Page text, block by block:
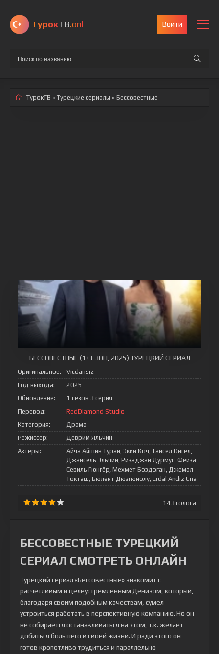
ТурокТВ.onl Войти
ТурокТВ » Турецкие сериалы » Бессовестные
БЕССОВЕСТНЫЕ (1 СЕЗОН, 2025) ТУРЕЦКИЙ СЕРИАЛ
Оригинальное:
Vicdansiz
Год выхода:
2025
Обновление:
1 сезон 3 серия
Перевод:
RedDiamond Studio
Категория:
Драма
Режиссер:
Деврим Яльчин
Актёры:
Айча Айшин Туран, Экин Коч, Тансел Онгел,
Джансель Эльчин, Ризаджан Дурмус, Фейза
Севиль Гюнгёр, Мехмет Боздоган, Джемал
Токташ, Бюлент Дюзгюнолу, Erdal Andiz Ünal
143 голоса
БЕССОВЕСТНЫЕ ТУРЕЦКИЙ
СЕРИАЛ СМОТРЕТЬ ОНЛАЙН
Турецкий сериал «Бессовестные» знакомит с
расчетливым и целеустремленным Денизом, который,
благодаря своим подобным качествам, сумел
устроиться работать в перспективную компанию. Но он
не собирается останавливаться на этом, т.к. желает
добиться большего в своей жизни. И ради этого он
готов кропотливо трудиться и параллельно